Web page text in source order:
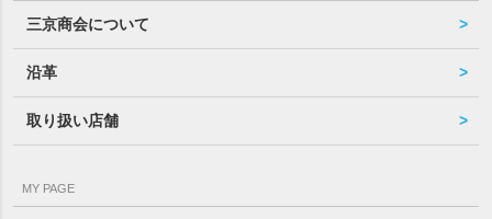
三京商会について
沿革
取り扱い店舗
MY PAGE